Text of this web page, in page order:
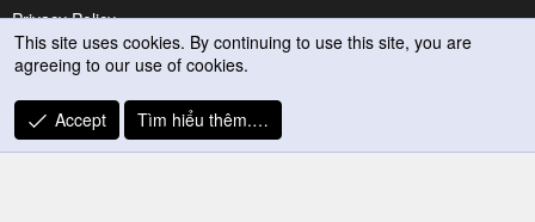
Privacy Policy
Trợ giúp
R
S
This site uses cookies. By continuing to use this site, you are
agreeing to our use of cookies.
Accept Tìm hiểu thêm.…